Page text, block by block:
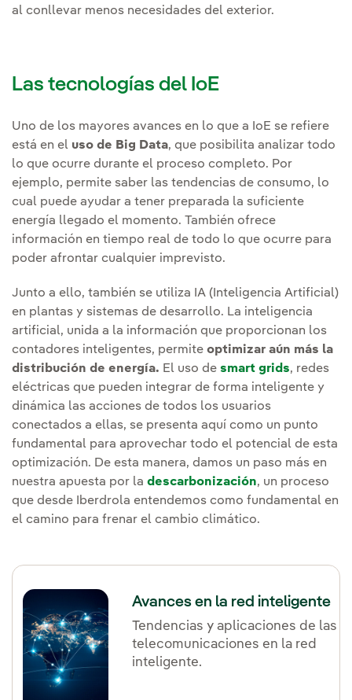
al conllevar menos necesidades del exterior.
Las tecnologías del IoE
Uno de los mayores avances en lo que a IoE se refiere
está en el uso de Big Data, que posibilita analizar todo
lo que ocurre durante el proceso completo. Por
ejemplo, permite saber las tendencias de consumo, lo
cual puede ayudar a tener preparada la suficiente
energía llegado el momento. También ofrece
información en tiempo real de todo lo que ocurre para
poder afrontar cualquier imprevisto.
Junto a ello, también se utiliza IA (Inteligencia Artificial)
en plantas y sistemas de desarrollo. La inteligencia
artificial, unida a la información que proporcionan los
contadores inteligentes, permite optimizar aún más la
distribución de energía. El uso de smart grids, redes
eléctricas que pueden integrar de forma inteligente y
dinámica las acciones de todos los usuarios
conectados a ellas, se presenta aquí como un punto
fundamental para aprovechar todo el potencial de esta
optimización. De esta manera, damos un paso más en
nuestra apuesta por la descarbonización, un proceso
que desde Iberdrola entendemos como fundamental en
el camino para frenar el cambio climático.
Avances en la red inteligente
Tendencias y aplicaciones de las
telecomunicaciones en la red
inteligente.